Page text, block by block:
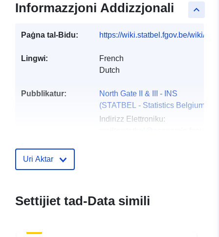
keyboard_arrow_up
Informazzjoni Addizzjonali
Paġna tal-Bidu: https://wiki.statbel.fgov.be/wiki/
Lingwi:
French
Dutch
Pubblikatur:
North Gate II & III - INS
(STATBEL - Statistics Belgium)
Indirizz Elettroniku:
Indirizz Elettroniku:
Uri Aktar
Settijiet tad-Data simili